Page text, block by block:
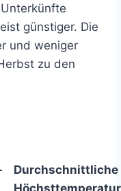
günstiger. Die
und weniger
zu den
Durchschnittliche
Höchsttemperatur